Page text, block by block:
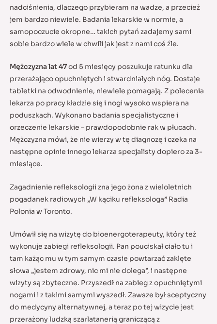
nadciśnienia, dlaczego przybieram na wadze, a przecież
jem bardzo niewiele. Badania lekarskie w normie, a
samopoczucie okropne… takich pytań zadajemy sami
sobie bardzo wiele w chwili jak jest z nami coś źle.
Mężczyzna lat 47od 5 miesięcy poszukuje ratunku dla
przerażająco opuchniętych i stwardniałych nóg. Dostaje
tabletki na odwodnienie, niewiele pomagają. Z polecenia
lekarza po pracy kładzie się i nogi wysoko wspiera na
poduszkach. Wykonano badania specjalistyczne i
orzeczenie lekarskie – prawdopodobnie rak w płucach.
Mężczyzna mówi, że nie wierzy w tę diagnozę i czeka na
następne opinie innego lekarza specjalisty dopiero za 3-
miesiące.
Zagadnienie refleksologii zna jego żona z wieloletnich
pogadanek radiowych „W kąciku refleksologa” Radia
Polonia w Toronto.
Umówił się na wizytę do bioenergoterapeuty, który też
wykonuje zabiegi refleksologii. Pan pouciskał ciało tu i
tam każąc mu w tym samym czasie powtarzać zaklęte
słowa „jestem zdrowy, nic mi nie dolega”, i następne
wizyty są zbyteczne. Przyszedł na zabieg z opuchniętymi
nogami i z takimi samymi wyszedł. Zawsze był sceptyczny
do medycyny alternatywnej, a teraz po tej wizycie jest
przerażony ludzką szarlatanerią graniczącą z